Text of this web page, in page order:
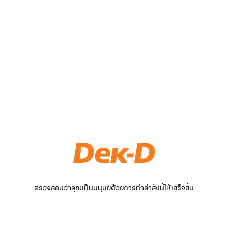
ตรวจสอบว่าคุณเป็นมนุษย์ด้วยการทำคำสั่งนี้ให้เสร็จสิ้น